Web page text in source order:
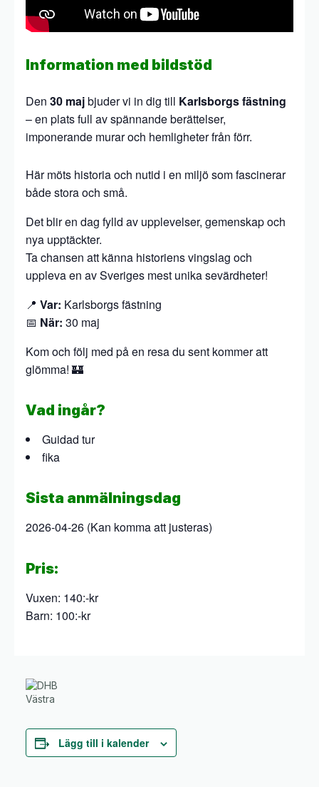
Information med bildstöd
Den 30 majbjuder vi in dig till Karlsborgs fästning
– en plats full av spännande berättelser,
imponerande murar och hemligheter från förr.
Här möts historia och nutid i en miljö som fascinerar
både stora och små.
Det blir en dag fylld av upplevelser, gemenskap och
nya upptäckter.
Ta chansen att känna historiens vingslag och
uppleva en av Sveriges mest unika sevärdheter!
📍 Var: Karlsborgs fästning
📅 När: 30 maj
Kom och följ med på en resa du sent kommer att
glömma! 🏰
Vad ingår?
Guidad tur
fika
Sista anmälningsdag
2026-04-26 (Kan komma att justeras)
Pris:
Vuxen: 140:-kr
Barn: 100:-kr
Lägg till i kalender